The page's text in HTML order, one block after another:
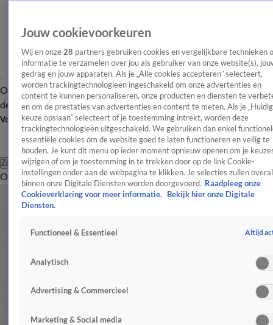
OverzichtAfleveringen Entertainment TV Algemeen
Tip
de redactieNieuwsbrief
Volg Shownieuws
Zoeken
OverzichtEntertainmentSpraakmakendRealityCrimeVideo's
Jouw cookievoorkeuren
Wij en onze 28 partners gebruiken cookies en vergelijkbare technieken
informatie te verzamelen over jou als gebruiker van onze website(s),
gedrag en jouw apparaten. Als je „Alle cookies accepteren” selecteert,
worden trackingtechnologieën ingeschakeld om onze advertenties en
content te kunnen personaliseren, onze producten en diensten te
en om de prestaties van advertenties en content te meten. Als je
keuze opslaan” selecteert of je toestemming intrekt, worden deze
trackingtechnologieën uitgeschakeld. We gebruiken dan enkel
essentiële cookies om de website goed te laten functioneren en veilig te
houden. Je kunt dit menu op ieder moment opnieuw openen om je
wijzigen of om je toestemming in te trekken door op de link Cookie-
instellingen onder aan de webpagina te klikken. Je selecties zullen overal
binnen onze Digitale Diensten worden doorgevoerd. Raadpleeg onze
Cookieverklaring voor meer informatie.
Bekijk hier onze Digitale
Diensten.
Functioneel & Essentieel Altijd
Analytisch
Advertising & Commercieel
Marketing & Social media